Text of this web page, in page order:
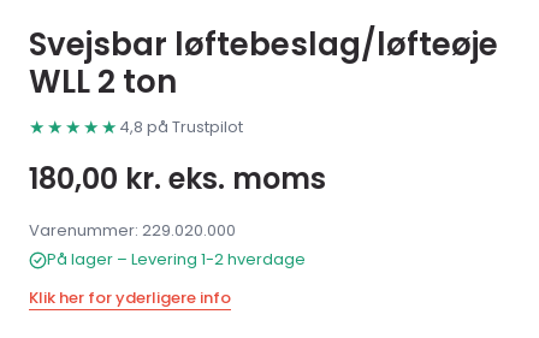
Svejsbar løftebeslag/løfteøje
WLL 2 ton
★★★★★ 4,8 på Trustpilot
180,00 kr. eks. moms
Varenummer: 229.020.000
På lager – Levering 1-2 hverdage
Klik her for yderligere info